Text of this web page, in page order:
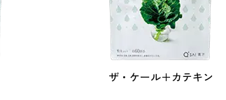
ザ・ケール＋カテキン